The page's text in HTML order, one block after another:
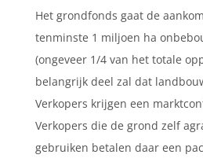
Het grondfonds gaat de
tenminste 1 miljoen ha
(ongeveer 1/4 van het totale
belangrijk deel zal dat
Verkopers krijgen een
Verkopers die de grond zelf
gebruiken betalen daar een